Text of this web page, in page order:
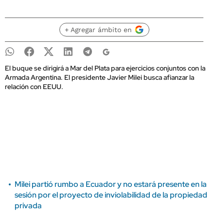
+ Agregar ámbito en
El buque se dirigirá a Mar del Plata para ejercicios conjuntos con la
Armada Argentina. El presidente Javier Milei busca afianzar la
relación con EEUU.
Milei partió rumbo a Ecuador y no estará presente en la
sesión por el proyecto de inviolabilidad de la propiedad
privada